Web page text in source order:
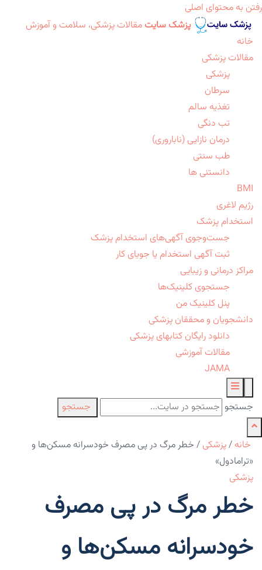
رفتن به محتوای اصلی
پزشک سایت مقالات پزشکی، سلامت و آموزش
خانه
مقالات پزشکی
پزشکی
سرطان
تغذیه سالم
تب دنگی
درمان نازایی (ناباروری)
طب سنتی
دانستنی ها
BMI
رژیم لاغری
استخدام پزشک
جست‌وجوی آگهی‌های استخدام پزشک
ثبت آگهی استخدام یا جویای کار
مراکز درمانی و زیبایی
جستجوی کلینیک‌ها
پنل کلینیک من
دانشجویان و محققان پزشکی
دانلود رایگان کتابهای پزشکی
مقالات آموزشی
JAMA
جستجو جستجو
خانه /پزشکی / خطر مرگ در پی مصرف خودسرانه مسکن‌ها و
«ترامادول»
پزشکی
خطر مرگ در پی مصرف
خودسرانه مسکن‌ها و